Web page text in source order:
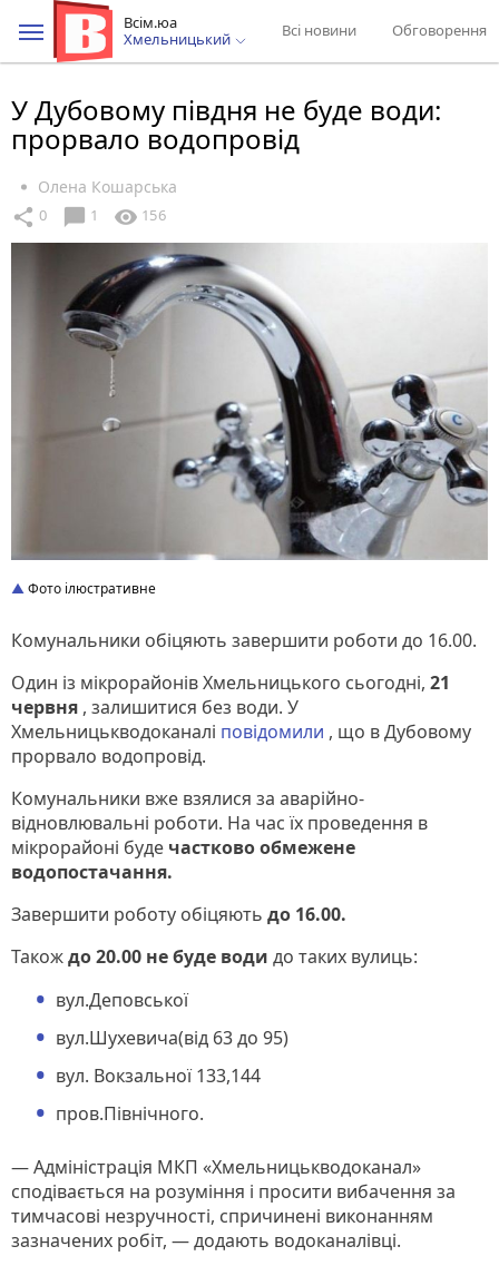
Всім.юа
Хмельницький
Всі новини Обговорення
У Дубовому півдня не буде води:
прорвало водопровід
Олена Кошарська
share 0 chat_bubble 1 visibility 156
Фото ілюстративне
Комунальники обіцяють завершити роботи до 16.00.
Один із мікрорайонів Хмельницького сьогодні, 21
червня , залишитися без води. У
Хмельницькводоканалі повідомили , що в Дубовому
прорвало водопровід.
Комунальники вже взялися за аварійно-
відновлювальні роботи. На час їх проведення в
мікрорайоні буде частково обмежене
водопостачання.
Завершити роботу обіцяють до 16.00.
Такождо 20.00 не буде води до таких вулиць:
вул.Деповської
вул.Шухевича(від 63 до 95)
вул. Вокзальної 133,144
пров.Північного.
— Адміністрація МКП «Хмельницькводоканал»
сподівається на розуміння і просити вибачення за
тимчасові незручності, спричинені виконанням
зазначених робіт, — додають водоканалівці.